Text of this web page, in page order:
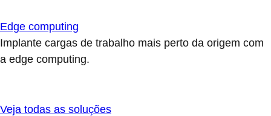
Edge computing
Implante cargas de trabalho mais perto da origem com
a edge computing.
Veja todas as soluções